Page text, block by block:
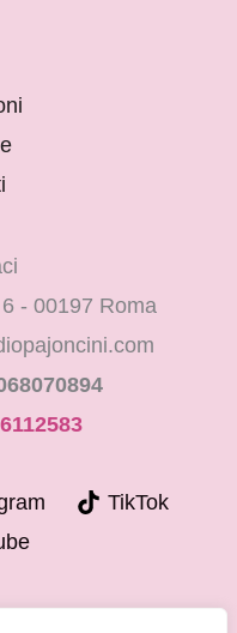
- 00197 Roma
TikTok